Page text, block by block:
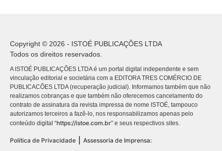
Copyright © 2026 - ISTOÉ PUBLICAÇÕES LTDA
Todos os direitos reservados.
A ISTOÉ PUBLICAÇÕES LTDA é um portal digital independente e sem
vinculação editorial e societária com a EDITORA TRES COMÉRCIO DE
PUBLICACÕES LTDA (recuperação judicial). Informamos também que não
realizamos cobranças e que também não oferecemos cancelamento do
contrato de assinatura da revista impressa de nome ISTOÉ, tampouco
autorizamos terceiros a fazê-lo, nos responsabilizamos apenas pelo
conteúdo digital “https://istoe.com.br” e seus respectivos sites.
Política de Privacidade
Assessoria de Imprensa: